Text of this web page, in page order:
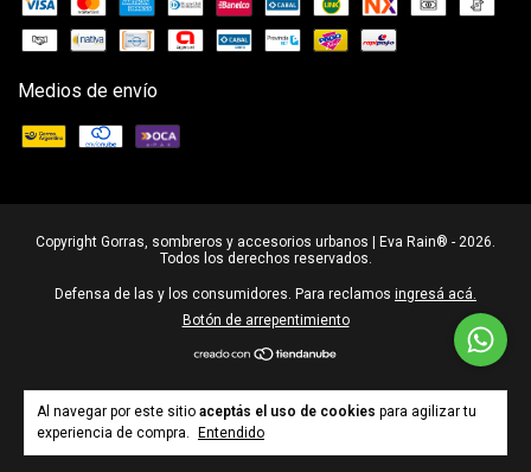
Al navegar por este sitio aceptás el uso de cookies para agilizar tu
experiencia de compra.
Entendido
Medios de envío
Copyright Gorras, sombreros y accesorios urbanos | Eva Rain® - 2026.
Todos los derechos reservados.
Defensa de las y los consumidores. Para reclamos ingresá acá.
Botón de arrepentimiento